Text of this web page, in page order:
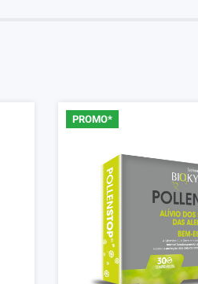
PROMO*